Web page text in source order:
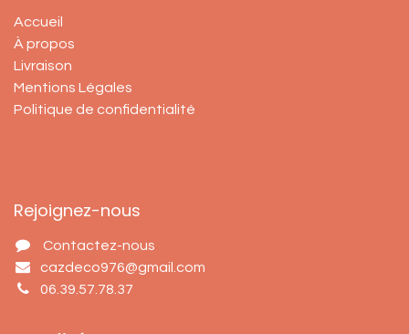
Accueil
À propos
Livraison
Mentions Légales
Politique de confidentialité
Rejoignez-nous
Contactez-nous
cazdeco976@gmail.com
06.39.57.78.37